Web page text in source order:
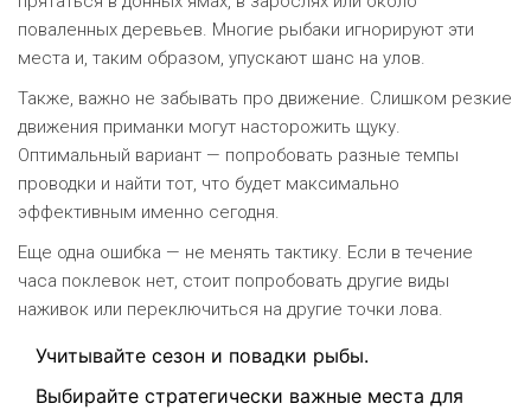
поваленных деревьев. Многие рыбаки игнорируют эти
места и, таким образом, упускают шанс на улов.
Также, важно не забывать про движение. Слишком резкие
движения приманки могут насторожить щуку.
Оптимальный вариант — попробовать разные темпы
проводки и найти тот, что будет максимально
эффективным именно сегодня.
Еще одна ошибка — не менять тактику. Если в течение
часа поклевок нет, стоит попробовать другие виды
наживок или переключиться на другие точки лова.
Учитывайте сезон и повадки рыбы.
Выбирайте стратегически важные места для